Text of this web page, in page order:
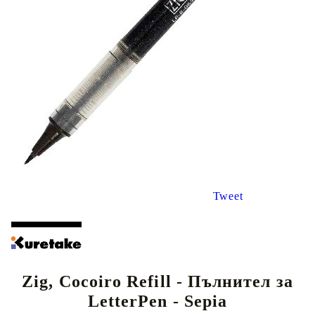
Tweet
Zig, Cocoiro Refill - Пълнител за
LetterPen - Sepia